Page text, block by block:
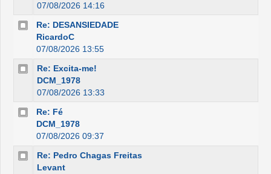
07/08/2026 14:16
Re: DESANSIEDADE
RicardoC
07/08/2026 13:55
Re: Excita-me!
DCM_1978
07/08/2026 13:33
Re: Fé
DCM_1978
07/08/2026 09:37
Re: Pedro Chagas Freitas
Levant